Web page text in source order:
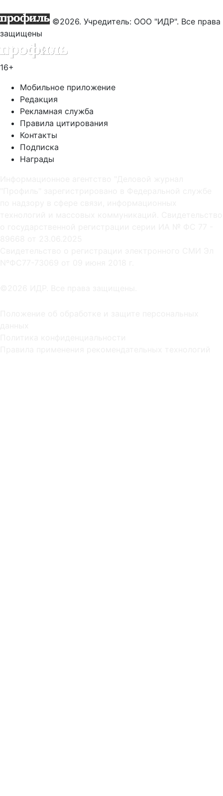
©2026. Учредитель: ООО "ИДР". Все права
защищены
16+
Мобильное приложение
Редакция
Рекламная служба
Правила цитирования
Контакты
Подписка
Награды